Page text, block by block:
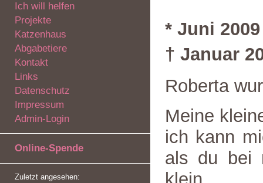
Ich will helfen
Projekte
Katzenhaus
Abgabetiere
Kontakt
Links
Datenschutz
Impressum
Admin-Login
Online-Spende
Zuletzt angesehen:
* Juni 2009
† Januar
Roberta
Meine
ich kann
als du bei